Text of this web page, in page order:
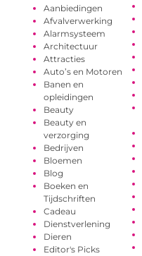
Aanbiedingen
Afvalverwerking
Alarmsysteem
Architectuur
Attracties
Auto’s en Motoren
Banen en
opleidingen
Beauty
Beauty en
verzorging
Bedrijven
Bloemen
Blog
Boeken en
Tijdschriften
Cadeau
Dienstverlening
Dieren
Editor's Picks